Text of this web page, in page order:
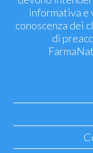
informativa e
conoscenza dei
di